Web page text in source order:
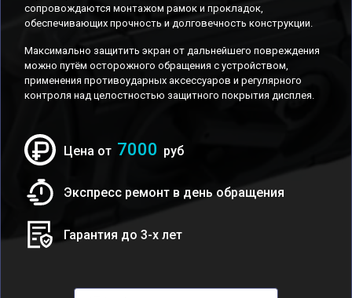
сопровождаются монтажом рамок и прокладок,
обеспечивающих прочность и долговечность конструкции.
Максимально защитить экран от дальнейшего повреждения
можно путём осторожного обращения с устройством,
применения противоударных аксессуаров и регулярного
контроля над целостностью защитного покрытия дисплея.
Цена от 7000 руб
Экспресс ремонт в день обращения
Гарантия до 3-х лет